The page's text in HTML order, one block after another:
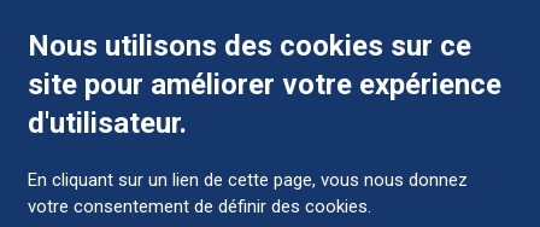
Comment préparer mon hospitalisation ?
Nous utilisons des cookies sur ce
site pour améliorer votre expérience
d'utilisateur.
En cliquant sur un lien de cette page, vous nous donnez
votre consentement de définir des cookies.